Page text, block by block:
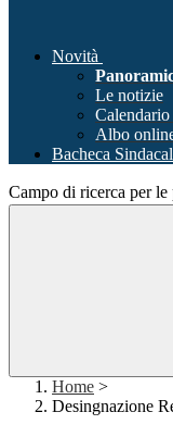
Novità
Le notizie
Calendario
Albo
Bacheca
Campo di ricerca per le
Home >
Desingnazione